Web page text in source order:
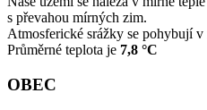
s převahou mírných zim.
Atmosferické srážky se pohybují
Průměrné teplota je 7,8 °C
OBEC